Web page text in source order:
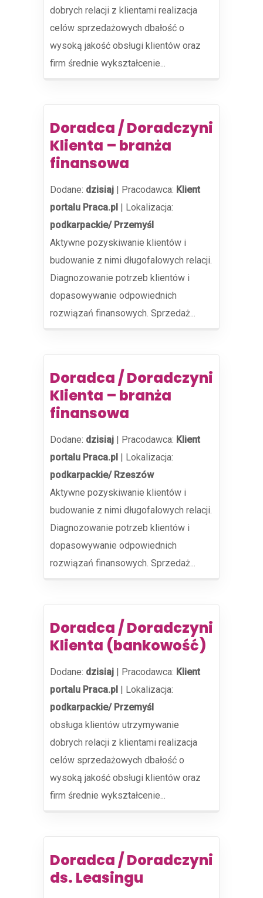
dobrych relacji z klientami realizacja
celów sprzedażowych dbałość o
wysoką jakość obsługi klientów oraz
firm średnie wykształcenie...
Doradca / Doradczyni
Klienta – branża
finansowa
Dodane: dzisiaj | Pracodawca: Klient
portalu Praca.pl | Lokalizacja:
podkarpackie/ Przemyśl
Aktywne pozyskiwanie klientów i
budowanie z nimi długofalowych relacji.
Diagnozowanie potrzeb klientów i
dopasowywanie odpowiednich
rozwiązań finansowych. Sprzedaż...
Doradca / Doradczyni
Klienta – branża
finansowa
Dodane: dzisiaj | Pracodawca: Klient
portalu Praca.pl | Lokalizacja:
podkarpackie/ Rzeszów
Aktywne pozyskiwanie klientów i
budowanie z nimi długofalowych relacji.
Diagnozowanie potrzeb klientów i
dopasowywanie odpowiednich
rozwiązań finansowych. Sprzedaż...
Doradca / Doradczyni
Klienta (bankowość)
Dodane: dzisiaj | Pracodawca: Klient
portalu Praca.pl | Lokalizacja:
podkarpackie/ Przemyśl
obsługa klientów utrzymywanie
dobrych relacji z klientami realizacja
celów sprzedażowych dbałość o
wysoką jakość obsługi klientów oraz
firm średnie wykształcenie...
Doradca / Doradczyni
ds. Leasingu